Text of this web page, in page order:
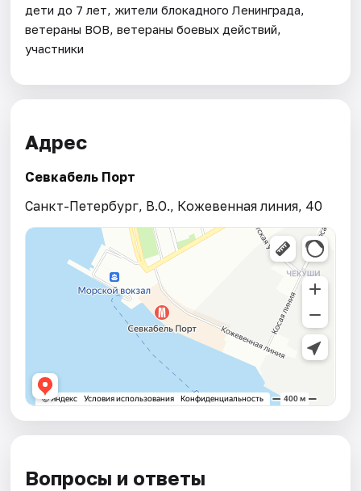
дети до 7 лет, жители блокадного Ленинграда,
ветераны ВОВ, ветераны боевых действий,
участники
Адрес
Севкабель Порт
Санкт-Петербург, В.О., Кожевенная линия, 40
Вопросы и ответы